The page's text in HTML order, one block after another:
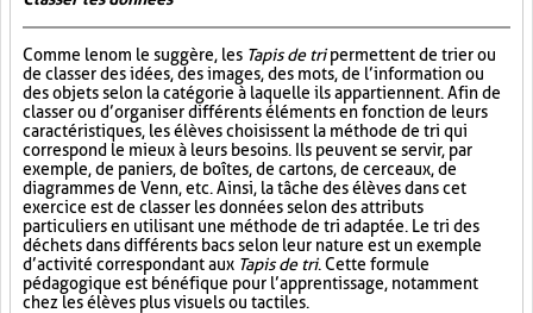
Comme le nom le suggère, les Tapis de tripermettent de trier ou
de classer des idées, des images, des mots, de l’information ou
des objets selon la catégorie à laquelle ils appartiennent. Afin de
classer ou d’organiser différents éléments en fonction de leurs
caractéristiques, les élèves choisissent la méthode de tri qui
correspond le mieux à leurs besoins. Ils peuvent se servir, par
exemple, de paniers, de boîtes, de cartons, de cerceaux, de
diagrammes de Venn, etc. Ainsi, la tâche des élèves dans cet
exercice est de classer les données selon des attributs
particuliers en utilisant une méthode de tri adaptée. Le tri des
déchets dans différents bacs selon leur nature est un exemple
d’activité correspondant aux Tapis de tri. Cette formule
pédagogique est bénéfique pour l’apprentissage, notamment
chez les élèves plus visuels ou tactiles.